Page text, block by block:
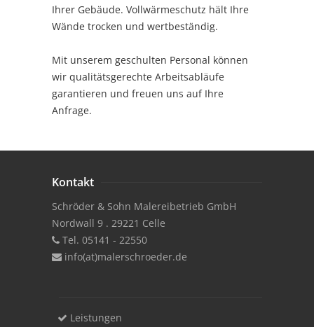
Ihrer Gebäude. Vollwärmeschutz hält Ihre
Wände trocken und wertbeständig.
Mit unserem geschulten Personal können
wir qualitätsgerechte Arbeitsabläufe
garantieren und freuen uns auf Ihre
Anfrage.
Kontakt
Schröder & Sohn Malereibetrieb GmbH
Nordwall 9 . 29221 Celle
Tel. 05141 - 22550
info(at)malerschroeder.de
Leistungen